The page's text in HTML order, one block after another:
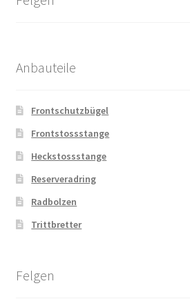
Anbauteile
Frontschutzbügel
Frontstossstange
Heckstossstange
Reserveradring
Radbolzen
Trittbretter
Felgen